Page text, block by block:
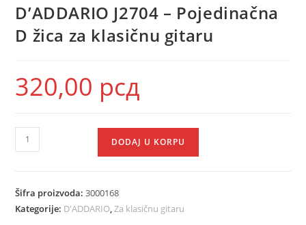
D’ADDARIO J2704 – Pojedinačna
D žica za klasičnu gitaru
320,00 рсд
DODAJ U KORPU
Šifra proizvoda:3000168
Kategorije: D'ADDARIO,Za klasičnu gitaru